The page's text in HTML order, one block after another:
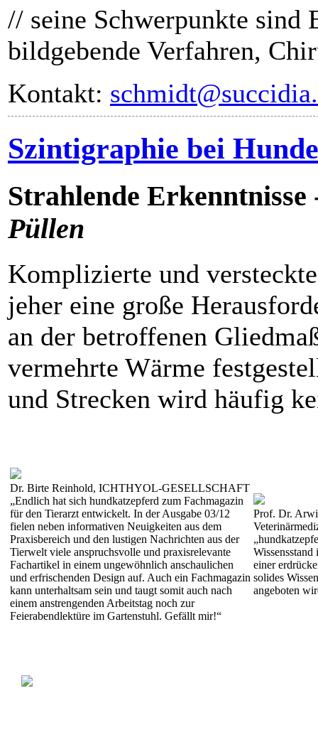
// seine Schwerpunkte sind
bildgebende Verfahren,
Kontakt:
Szintigraphie bei
Strahlende
Püllen
Komplizierte und
jeher eine große
an der betroffenen
vermehrte Wärme
und Strecken wird häufig
Dr. Birte Reinhold, ICHTHYOL-GESELLSCHAFT
„Endlich hat sich hundkatzepferd zum Fachmagazin
für den Tierarzt entwickelt. In der Ausgabe 03/12
fielen neben informativen Neuigkeiten aus dem
Praxisbereich und den lustigen Nachrichten aus der
Tierwelt viele anspruchsvolle und praxisrelevante
Fachartikel in einem ungewöhnlich anschaulichen
und erfrischenden Design auf. Auch ein Fachmagazin
kann unterhaltsam sein und taugt somit auch nach
einem anstrengenden Arbeitstag noch zur
Feierabendlektüre im Gartenstuhl. Gefällt mir!“
Prof. Dr.
einer
solides
angeboten